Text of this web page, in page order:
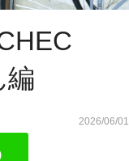
編
2026/06/01